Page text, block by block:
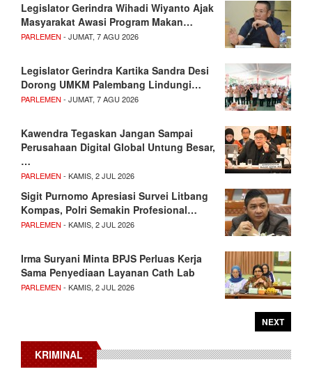
Legislator Gerindra Wihadi Wiyanto Ajak
Masyarakat Awasi Program Makan…
PARLEMEN - JUMAT, 7 AGU 2026
Legislator Gerindra Kartika Sandra Desi
Dorong UMKM Palembang Lindungi…
PARLEMEN - JUMAT, 7 AGU 2026
Kawendra Tegaskan Jangan Sampai
Perusahaan Digital Global Untung Besar,
…
PARLEMEN - KAMIS, 2 JUL 2026
Sigit Purnomo Apresiasi Survei Litbang
Kompas, Polri Semakin Profesional…
PARLEMEN - KAMIS, 2 JUL 2026
Irma Suryani Minta BPJS Perluas Kerja
Sama Penyediaan Layanan Cath Lab
PARLEMEN - KAMIS, 2 JUL 2026
NEXT
KRIMINAL